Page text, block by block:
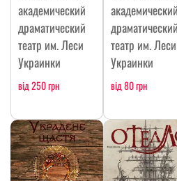
академический
драматический
театр им. Леси
Украинки
від 250 грн
академический
драматический
театр им. Леси
Украинки
від 80 грн